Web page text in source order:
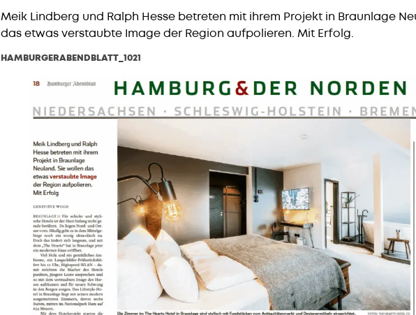
Meik Lindberg und Ralph Hesse betreten mit ihrem Projekt in Braunlage
das etwas verstaubte Image der Region aufpolieren. Mit Erfolg.
HAMBURGERABENDBLATT_1021